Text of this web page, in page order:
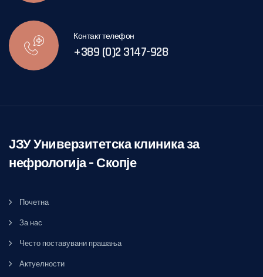
Контакт телефон
+389 (0)2 3147-928
ЈЗУ Универзитетска клиника за
нефрологија – Скопје
Почетна
За нас
Често поставувани прашања
Актуелности